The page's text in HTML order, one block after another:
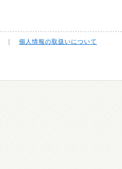
個人情報の取扱いについて